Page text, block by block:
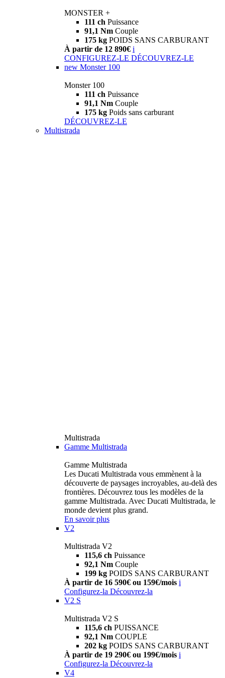
MONSTER +
111 ch Puissance
91,1 Nm Couple
175 kg POIDS SANS CARBURANT
À partir de 12 890€ i
CONFIGUREZ-LE DÉCOUVREZ-LE
new Monster 100
Monster 100
111 ch Puissance
91,1 Nm Couple
175 kg Poids sans carburant
DÉCOUVREZ-LE
Multistrada
Multistrada
Gamme Multistrada
Gamme Multistrada
Les Ducati Multistrada vous emmènent à la
découverte de paysages incroyables, au-delà des
frontières. Découvrez tous les modèles de la
gamme Multistrada. Avec Ducati Multistrada, le
monde devient plus grand.
En savoir plus
V2
Multistrada V2
115,6 ch Puissance
92,1 Nm Couple
199 kg POIDS SANS CARBURANT
À partir de 16 590€ ou 159€/mois i
Configurez-la Découvrez-la
V2 S
Multistrada V2 S
115,6 ch PUISSANCE
92,1 Nm COUPLE
202 kg POIDS SANS CARBURANT
À partir de 19 290€ ou 199€/mois i
Configurez-la Découvrez-la
V4